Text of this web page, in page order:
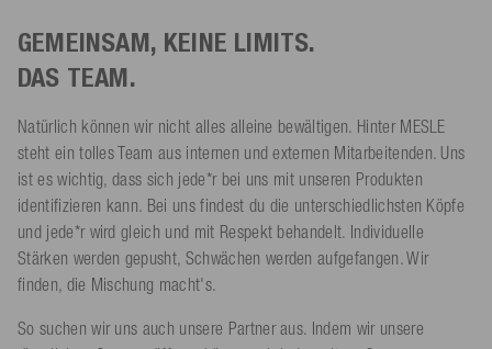
GEMEINSAM, KEINE LIMITS.
DAS TEAM.
Natürlich können wir nicht alles alleine bewältigen. Hinter MESLE
steht ein tolles Team aus internen und externen Mitarbeitenden. Uns
ist es wichtig, dass sich jede*r bei uns mit unseren Produkten
identifizieren kann. Bei uns findest du die unterschiedlichsten Köpfe
und jede*r wird gleich und mit Respekt behandelt. Individuelle
Stärken werden gepusht, Schwächen werden aufgefangen. Wir
finden, die Mischung macht's.
So suchen wir uns auch unsere Partner aus. Indem wir unsere